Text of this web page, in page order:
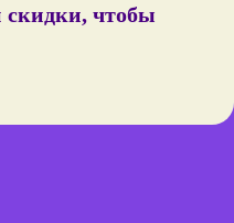
чтобы